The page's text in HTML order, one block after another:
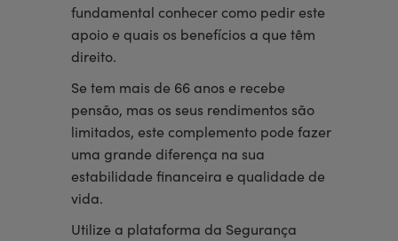
fundamental conhecer como pedir este
apoio e quais os benefícios a que têm
direito.
Se tem mais de 66 anos e recebe
pensão, mas os seus rendimentos são
limitados, este complemento pode fazer
uma grande diferença na sua
estabilidade financeira e qualidade de
vida.
Utilize a plataforma da Segurança